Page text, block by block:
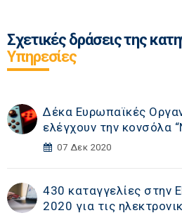
Σχετικές δράσεις της
Υπηρεσίες
Δέκα Ευρωπαϊκές
ελέγχουν την κονσόλα
07 Δεκ 2020
430 καταγγελίες στην
2020 για τις